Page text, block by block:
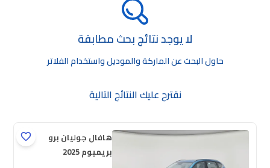
لا يوجد نتائج بحث مطابقة
حاول البحث عن الماركة والموديل واستخدام الفلاتر
نقترح عليك النتائج التالية
هافال جوليان برو
بريميوم 2025